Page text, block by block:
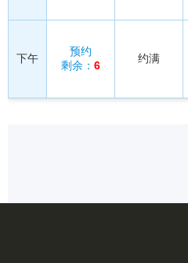
下午
预约
剩余： 6
约满